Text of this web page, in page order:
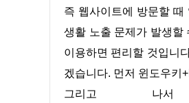
즉 웹사이트에 방문할 때 일일이 암호를 입력할 필요가 없습니다. 즉 편리한 만큼 다른 사람이 이용하면 개인적인 사
생활 노출 문제가 발생할
이용하면 편리할 것입니
겠습니다. 먼저 윈도우키
그리고 나서 regedit를 입력을 해줍니다. 그리고 나서